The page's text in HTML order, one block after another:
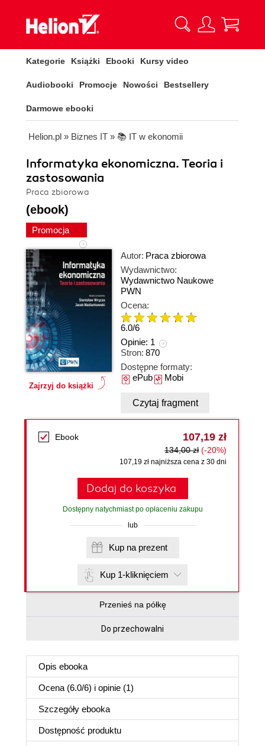
Kategorie Książki Ebooki Kursy video
Audiobooki Promocje Nowości Bestsellery
Darmowe ebooki
Helion.pl » Biznes IT » 📚 IT w ekonomii
Informatyka ekonomiczna. Teoria i
zastosowania
Praca zbiorowa
(ebook)
Promocja
Zajrzyj do książki
Autor: Praca zbiorowa
Wydawnictwo:
Wydawnictwo Naukowe
PWN
Ocena:
6.0/6
Opinie: 1
Stron: 870
Dostępne formaty:
ePubMobi
Czytaj fragment
Ebook 107,19 zł
134,00 zł (-20%)
107,19 zł najniższa cena z 30 dni
Dodaj do koszyka
Dostępny natychmiast po opłaceniu zakupu
lub
Kup na prezent
Kup 1-kliknięciem
Przenieś na półkę
Do przechowalni
Opis ebooka
Ocena (6.0/6) i opinie (1)
Szczegóły ebooka
Dostępność produktu